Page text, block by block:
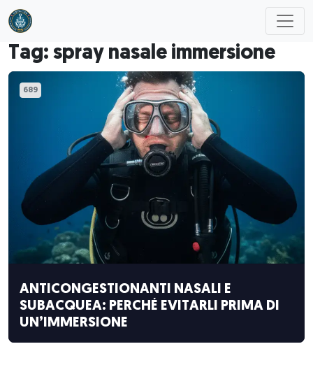
Skip to main content
Tag: spray nasale immersione
689
ANTICONGESTIONANTI NASALI E
SUBACQUEA: PERCHÉ EVITARLI PRIMA DI
UN’IMMERSIONE